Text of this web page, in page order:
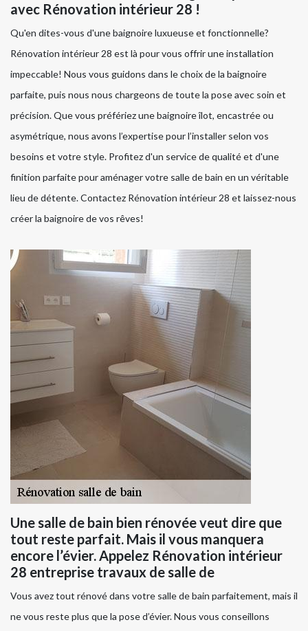
avec Rénovation intérieur 28 !
Qu'en dites-vous d'une baignoire luxueuse et fonctionnelle?
Rénovation intérieur 28 est là pour vous offrir une installation
impeccable! Nous vous guidons dans le choix de la baignoire
parfaite, puis nous nous chargeons de toute la pose avec soin et
précision. Que vous préfériez une baignoire îlot, encastrée ou
asymétrique, nous avons l’expertise pour l’installer selon vos
besoins et votre style. Profitez d'un service de qualité et d'une
finition parfaite pour aménager votre salle de bain en un véritable
lieu de détente. Contactez Rénovation intérieur 28 et laissez-nous
créer la baignoire de vos rêves!
Une salle de bain bien rénovée veut dire que
tout reste parfait. Mais il vous manquera
encore l’évier. Appelez Rénovation intérieur
28 entreprise travaux de salle de
Vous avez tout rénové dans votre salle de bain parfaitement, mais il
ne vous reste plus que la pose d’évier. Nous vous conseillons